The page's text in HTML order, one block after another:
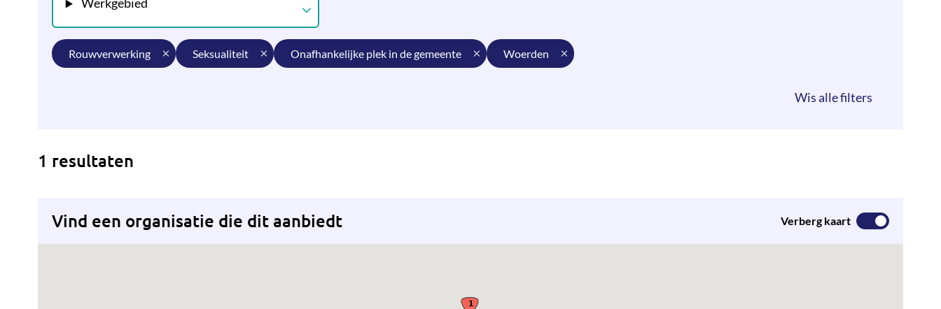
Werkgebied
rouwverwerking seksualiteit onafhankelijke plek in de gemeente woerden
1 resultaten
Vind een organisatie die dit aanbiedt Verberg kaart